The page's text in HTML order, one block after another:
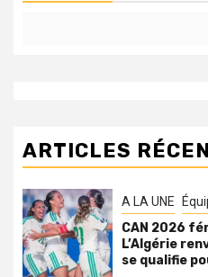
ARTICLES
A LA UNE
CAN 2026
L’Algérie
se qualifie